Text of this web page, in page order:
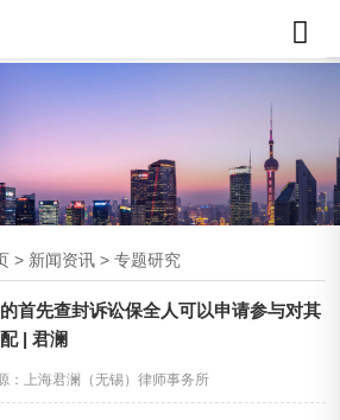
> 新闻资讯 > 专题研究
首先查封诉讼保全人可以申请参与对其
| 君澜
：上海君澜（无锡）律师事务所